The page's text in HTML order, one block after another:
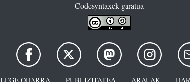
Codesyntaxek garatua
LEGE OHARRA PUBLIZITATEA ARAUAK